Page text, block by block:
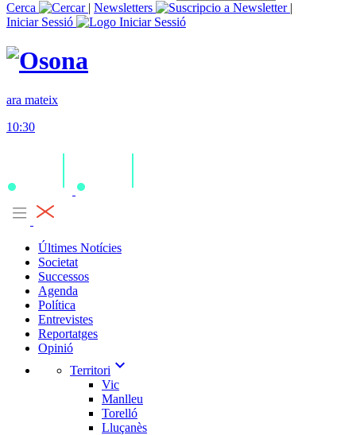
Cerca
| Newsletters
|
Iniciar Sessió
ara mateix
10:30
Últimes Notícies
Societat
Successos
Agenda
Política
Entrevistes
Reportatges
Opinió
Territori expand_more
Vic
Manlleu
Torelló
Lluçanès